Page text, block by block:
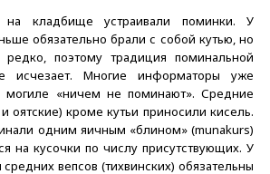
на кладбище устраивали поминки. У
обязательно брали с собой кутью, но
поэтому традиция поминальной
исчезает. Многие информаторы уже
могиле «ничем не поминают». Средние
оятские) кроме кутьи приносили кисель.
одним яичным «блином» (munakurs)
на кусочки по числу присутствующих. У
вепсов (тихвинских) обязательны